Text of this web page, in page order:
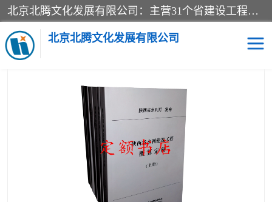
北京北腾文化发展有限公司：主营31个省建设工程预算书,工程预算软件,工程计价依据,工程造价定额,工程量清单计价定额,建设工程量消耗量定额,各行业工程预算定额,铁路定额,电力定额,矿山定额,*,黄金定额,钢铁企业检修定额,中石化安装检修定额,煤矿图书,医院书籍等.诚信的经营，在发展的同时公司不忘不断总结不断优化为客户的服务，和一如既往的热情赢得了新老客户的极高评价及青睐。
北京北腾文化发展有限公司
当前位置：首页>供应商机>煤矿图书> 2020版煤矿安全生产标准
化管理体系基本要求及评分方法试行执行说明_应急管理出版社
预算定额
煤矿图书
铁路建设工程预算定额
电力行业工程预算定额 石油化工安装预算定额